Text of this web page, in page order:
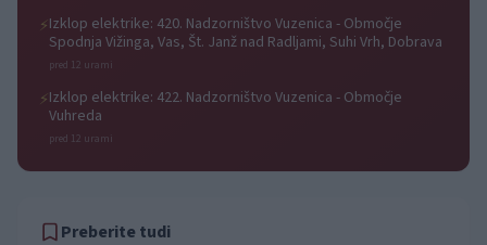
⚡Izklop elektrike: 420. Nadzorništvo Vuzenica - Območje
Spodnja Vižinga, Vas, Št. Janž nad Radljami, Suhi Vrh, Dobrava
pred 12 urami
⚡Izklop elektrike: 422. Nadzorništvo Vuzenica - Območje
Vuhreda
pred 12 urami
Preberite tudi